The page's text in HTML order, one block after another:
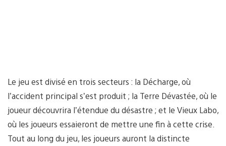
Le jeu est divisé en trois secteurs : la Décharge, où
l’accident principal s’est produit ; la Terre Dévastée, où le
joueur découvrira l’étendue du désastre ; et le Vieux Labo,
où les joueurs essaieront de mettre une fin à cette crise.
Tout au long du jeu, les joueurs auront la distincte